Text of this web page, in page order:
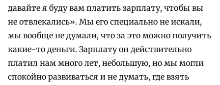
давайте я буду вам платить зарплату, чтобы вы
не отвлекались». Мы его специально не искали,
мы вообще не думали, что за это можно получить
какие-то деньги. Зарплату он действительно
платил нам много лет, небольшую, но мы могли
спокойно развиваться и не думать, где взять